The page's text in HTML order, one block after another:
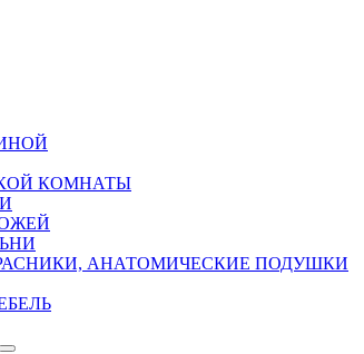
КОМНАТЫ
АНАТОМИЧЕСКИЕ ПОДУШКИ